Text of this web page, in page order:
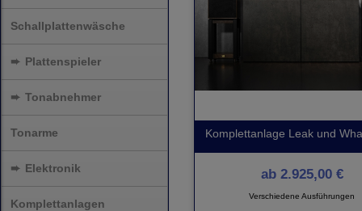
Schallplattenwäsche
➨ Plattenspieler
➨ Tonabnehmer
Tonarme
➨ Elektronik
Komplettanlagen
Komplettanlage Leak und
ab2.925,00 €
Verschiedene Ausführungen